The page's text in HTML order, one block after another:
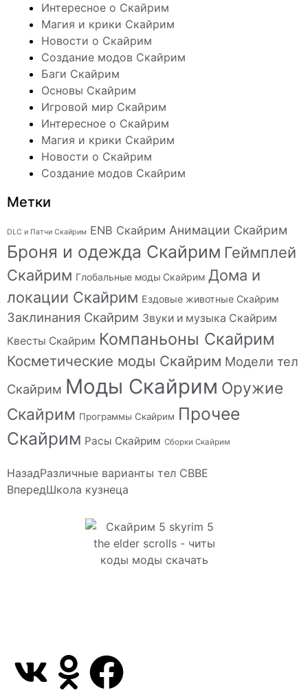
Интересное о Скайрим
Магия и крики Скайрим
Новости о Скайрим
Создание модов Скайрим
Баги Скайрим
Основы Скайрим
Игровой мир Скайрим
Интересное о Скайрим
Магия и крики Скайрим
Новости о Скайрим
Создание модов Скайрим
Метки
DLC и Патчи Скайрим ENB Скайрим Анимации Скайрим
Броня и одежда Скайрим Геймплей
Скайрим Глобальные моды Скайрим Дома и
локации Скайрим Ездовые животные Скайрим
Заклинания Скайрим Звуки и музыка Скайрим
Квесты Скайрим Компаньоны Скайрим
Косметические моды Скайрим Модели тел
Скайрим Моды Скайрим Оружие
Скайрим Программы Скайрим Прочее
Скайрим Расы Скайрим Сборки Скайрим
НазадРазличные варианты тел CBBE
ВпередШкола кузнеца